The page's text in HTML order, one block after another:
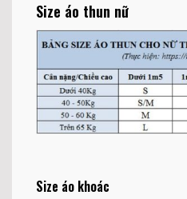
Size áo thun nữ
Size áo khoác